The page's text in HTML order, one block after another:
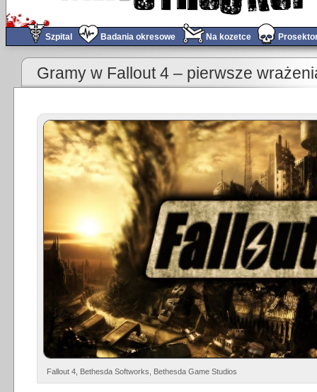
Szpital Badania okresowe Na kozetce
Gramy w How To Survive 2 (wrażenia z bety)
Gramy w Fallout 4 – pierwsze
Fallout 4, Bethesda Softworks, Bethesda Game Studios